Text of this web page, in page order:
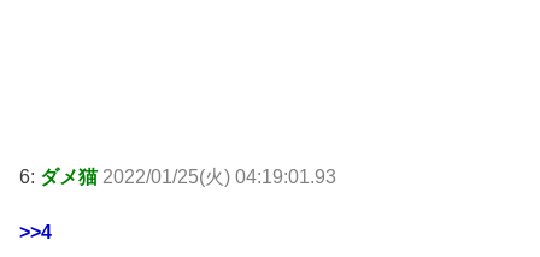
6: ダメ猫 2022/01/25(火) 04:19:01.93
>>4